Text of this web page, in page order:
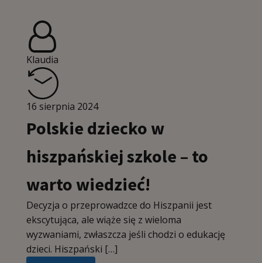
Klaudia
16 sierpnia 2024
Polskie dziecko w
hiszpańskiej szkole – to
warto wiedzieć!
Decyzja o przeprowadzce do Hiszpanii jest
ekscytująca, ale wiąże się z wieloma
wyzwaniami, zwłaszcza jeśli chodzi o edukację
dzieci. Hiszpański […]